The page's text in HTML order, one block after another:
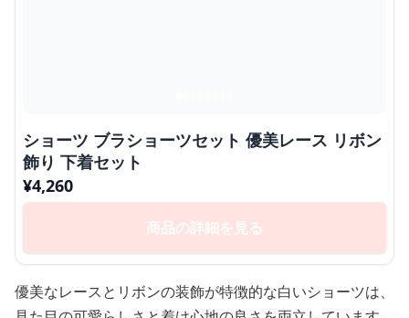
ショーツ ブラショーツセット 優美レース リボン
飾り 下着セット
¥4,260
商品の詳細を見る
優美なレースとリボンの装飾が特徴的な白いショーツは、